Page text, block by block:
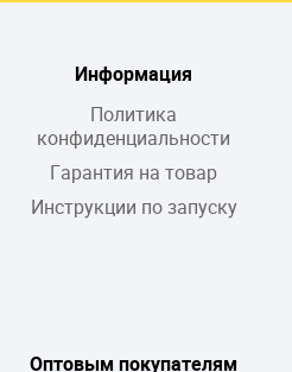
Информация
Политика
конфиденциальности
Гарантия на товар
Инструкции по запуску
Оптовым покупателям